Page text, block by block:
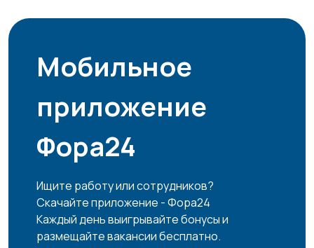
Мобильное
приложение
Фора24
Ищите работу или сотрудников?
Скачайте приложение - Фора24
Каждый день выигрывайте бонусы и
размещайте вакансии бесплатно.